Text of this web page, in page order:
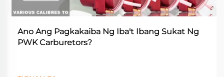
Ano Ang Pagkakaiba Ng Iba't Ibang Sukat Ng
PWK Carburetors?